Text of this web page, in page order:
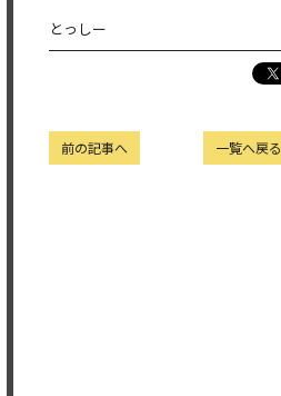
とっしー
一覧へ戻る
前の記事へ